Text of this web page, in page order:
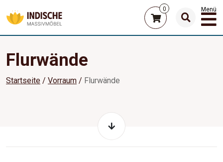
0 Menü
Flurwände
Startseite Vorraum Flurwände